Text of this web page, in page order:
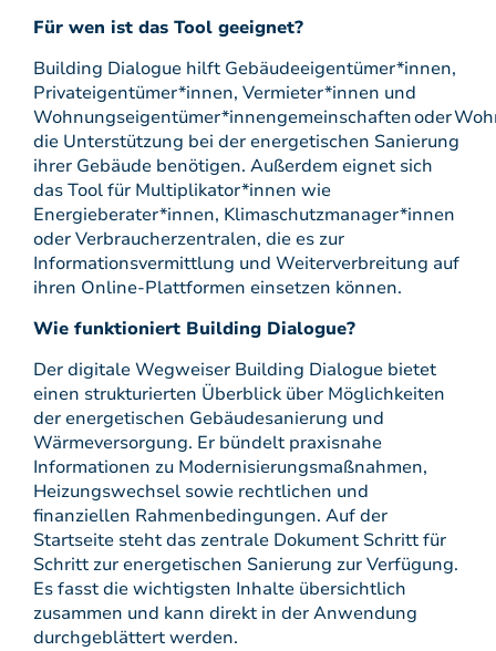
Für wen ist das Tool geeignet?
Building Dialogue hilft Gebäudeeigentümer*innen,
Privateigentümer*innen, Vermieter*innen und
Wohnungseigentümer*innengemeinschaften oder
die Unterstützung bei der energetischen Sanierung
ihrer Gebäude benötigen. Außerdem eignet sich
das Tool für Multiplikator*innen wie
Energieberater*innen, Klimaschutzmanager*innen
oder Verbraucherzentralen, die es zur
Informationsvermittlung und Weiterverbreitung auf
ihren Online-Plattformen einsetzen können.
Wie funktioniert Building Dialogue?
Der digitale Wegweiser Building Dialogue bietet
einen strukturierten Überblick über Möglichkeiten
der energetischen Gebäudesanierung und
Wärmeversorgung. Er bündelt praxisnahe
Informationen zu Modernisierungsmaßnahmen,
Heizungswechsel sowie rechtlichen und
finanziellen Rahmenbedingungen. Auf der
Startseite steht das zentrale Dokument Schritt für
Schritt zur energetischen Sanierung zur Verfügung.
Es fasst die wichtigsten Inhalte übersichtlich
zusammen und kann direkt in der Anwendung
durchgeblättert werden.